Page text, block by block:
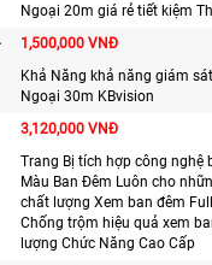
Ngoại 20m giá rẻ tiết kiệm
1,500,000 VNĐ
Khả Năng khả năng giám
Ngoại 30m KBvision
3,120,000 VNĐ
Trang Bị tích hợp công nghệ
Màu Ban Đêm Luôn cho
chất lượng Xem ban đêm
Chống trộm hiệu quả xem
lượng Chức Năng Cao Cấp